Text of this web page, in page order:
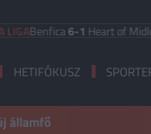
6-1Heart of Midlothian|
HETIFÓKUSZ
államfő